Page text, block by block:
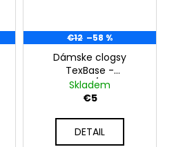
€12 –58 %
Dámske clogsy
TexBase -
fuchsia/biela
Skladem
€5
DETAIL